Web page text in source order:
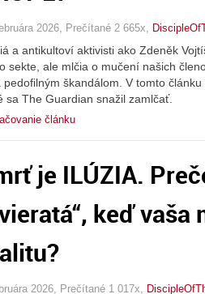
2026, Prečítané 2 665x,
a antikultoví aktivisti ako Zdeněk
sekte, ale mlčia o mučení našich
pedofilným škandálom. V tomto
sa The Guardian snažil zamlčať.
článku
je ILÚZIA.
keď
2026, Prečítané 1 017x,